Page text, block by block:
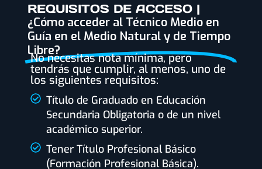
REQUISITOS DE ACCESO |
¿Cómo acceder al Técnico Medio en
Guía en el Medio Natural y de Tiempo
Libre?
No necesitas nota mínima, pero
tendrás que cumplir, al menos, uno de
los siguientes requisitos:
Título de Graduado en Educación
Secundaria Obligatoria o de un nivel
académico superior.
Tener Título Profesional Básico
(Formación Profesional Básica).